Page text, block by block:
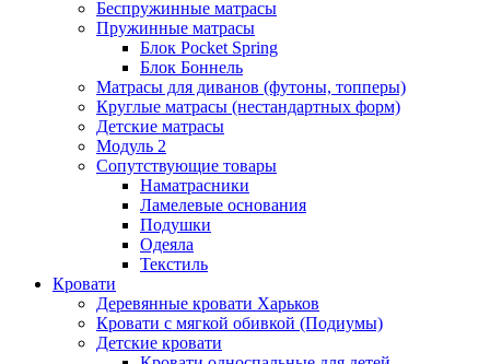
Беспружинные матрасы
Пружинные матрасы
Блок Pocket Spring
Блок Боннель
Матрасы для диванов (футоны, топперы)
Круглые матрасы (нестандартных форм)
Детские матрасы
Модуль 2
Сопутствующие товары
Наматрасники
Ламелевые основания
Подушки
Одеяла
Текстиль
Кровати
Деревянные кровати Харьков
Кровати с мягкой обивкой (Подиумы)
Детские кровати